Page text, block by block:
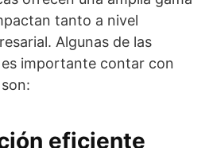
tanto a nivel
Algunas de las
importante contar con
eficiente